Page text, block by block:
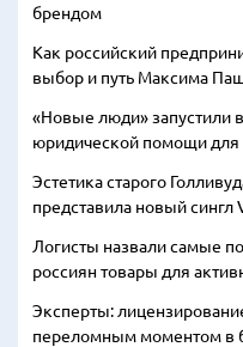
брендом
Как российский
выбор и путь Максима
«Новые люди» запустили
юридической помощи для
Эстетика старого
представила новый сингл
Логисты назвали самые
россиян товары для
Эксперты:
переломным моментом в